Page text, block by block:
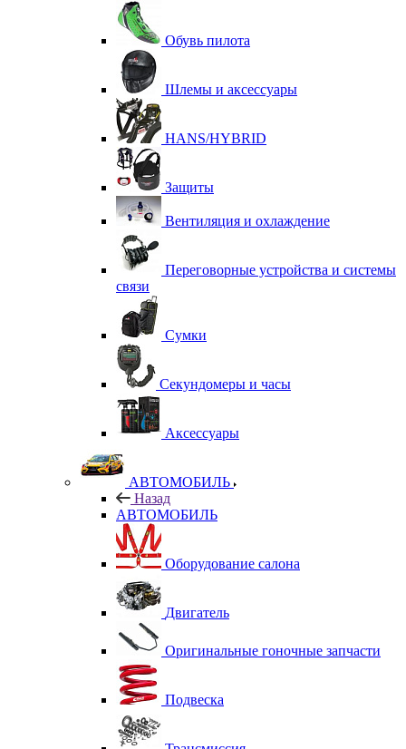
Обувь пилота
Шлемы и аксессуары
HANS/HYBRID
Защиты
Вентиляция и охлаждение
Переговорные устройства и системы
связи
Сумки
Секундомеры и часы
Аксессуары
АВТОМОБИЛЬ
Назад
АВТОМОБИЛЬ
Оборудование салона
Двигатель
Оригинальные гоночные запчасти
Подвеска